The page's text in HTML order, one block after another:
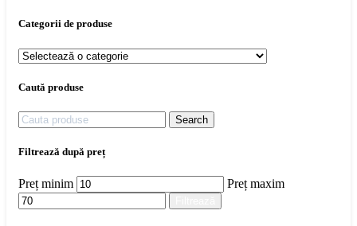
Categorii de produse
Caută produse
Search
Filtrează după preț
Preț minim Preț maxim